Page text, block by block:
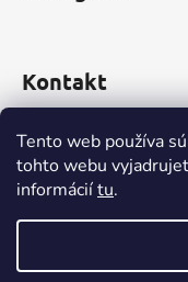
Tento web používa
tohto webu
informáciítu.
Kontakt
obchod@
0910 999 552